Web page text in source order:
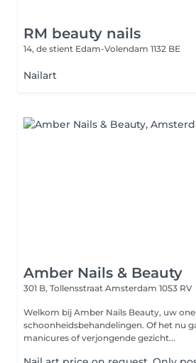
RM beauty nails
14, de stient Edam-Volendam 1132 BE
Nailart
Amber Nails & Beauty
301 B, Tollensstraat Amsterdam 1053 RV
Welkom bij Amber Nails Beauty, uw
schoonheidsbehandelingen. Of het nu
manicures of verjongende gezicht...